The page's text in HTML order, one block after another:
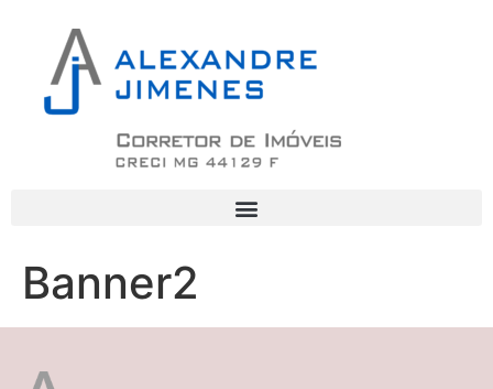
Banner2